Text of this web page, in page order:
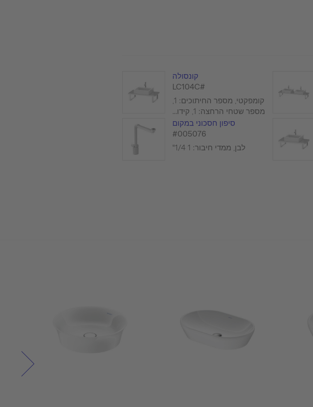
קונסולה
#LC104C
קומפקטי, מספר החיתוכים: 1,
מספר שטחי הרחצה: 1, קידו...
סיפון חסכוני במקום
#005076
לבן, ממדי חיבור: 1 1/4"